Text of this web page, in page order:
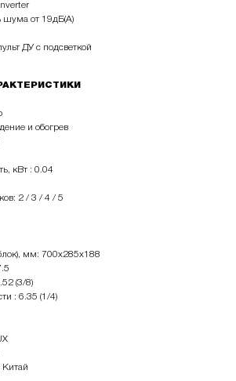
шума от 19дБ(А)
ДУ с подсветкой
и обогрев
кВт : 0.04
2 / 3 / 4 / 5
мм: 700x285x188
(3/8)
: 6.35 (1/4)
Китай